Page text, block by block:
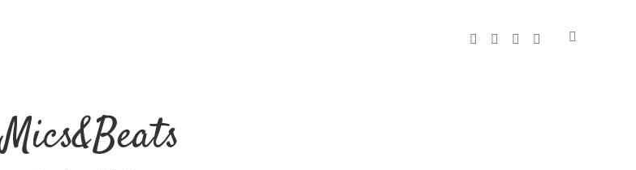
facebookinstagrambandcamp
spotify
Mics&Beats